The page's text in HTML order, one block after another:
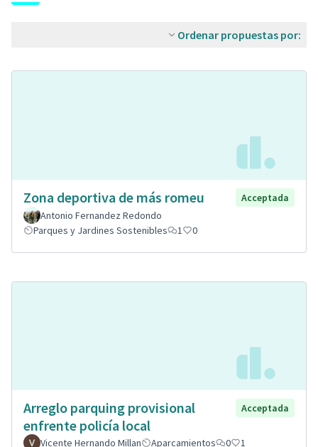
Ordenar propuestas por:
Zona deportiva de más romeu
Acceptada
Antonio Fernandez Redondo
Parques y Jardines Sostenibles
1 0
Arreglo parquing provisional
enfrente policía local
Acceptada
Vicente Hernando Millan Aparcamientos 0 1